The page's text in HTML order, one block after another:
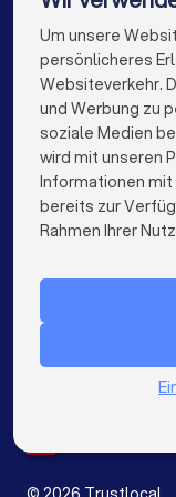
Mahnungen,
Chronologische
Korrespondenz
Beweismittel (E-
Ihre konkreten
Haben Sie
Wie
✓ Welche
Rechtsanwälte in
Rechtsanwälte in
Rechtsanwälte in
Die besten
info@trustlocal.de
FÜR
Niederlande
Um unsere
persönlicheres
Websiteverkehr.
und Werbung zu
soziale Medien
wird mit unseren
Informationen mit
bereits zur
Rahmen Ihrer